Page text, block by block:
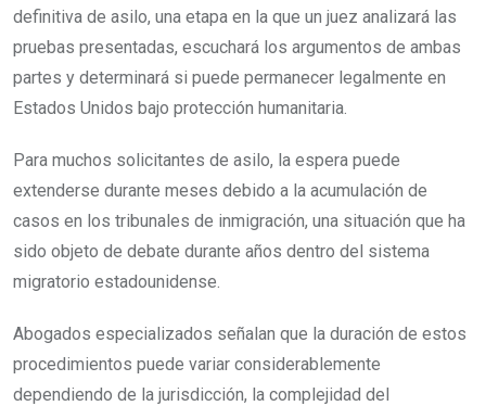
definitiva de asilo, una etapa en la que un juez analizará las
pruebas presentadas, escuchará los argumentos de ambas
partes y determinará si puede permanecer legalmente en
Estados Unidos bajo protección humanitaria.
Para muchos solicitantes de asilo, la espera puede
extenderse durante meses debido a la acumulación de
casos en los tribunales de inmigración, una situación que ha
sido objeto de debate durante años dentro del sistema
migratorio estadounidense.
Abogados especializados señalan que la duración de estos
procedimientos puede variar considerablemente
dependiendo de la jurisdicción, la complejidad del